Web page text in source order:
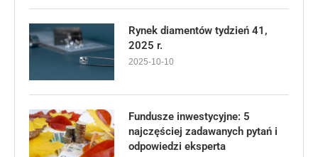
Rynek diamentów tydzień 41,
2025 r.
2025-10-10
Fundusze inwestycyjne: 5
najczęściej zadawanych pytań i
odpowiedzi eksperta